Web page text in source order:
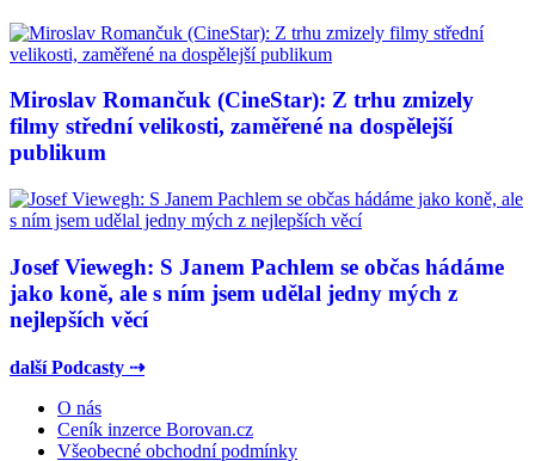
Miroslav Romančuk (CineStar): Z trhu zmizely
filmy střední velikosti, zaměřené na dospělejší
publikum
Josef Viewegh: S Janem Pachlem se občas hádáme
jako koně, ale s ním jsem udělal jedny mých z
nejlepších věcí
další Podcasty ⇢
O nás
Ceník inzerce Borovan.cz
Všeobecné obchodní podmínky